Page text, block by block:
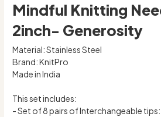
Mindful Knitting
2inch- Generosity
Material: Stainless Steel
Brand: KnitPro
Made in India
This set includes:
- Set of 8 pairs of Interchangeable